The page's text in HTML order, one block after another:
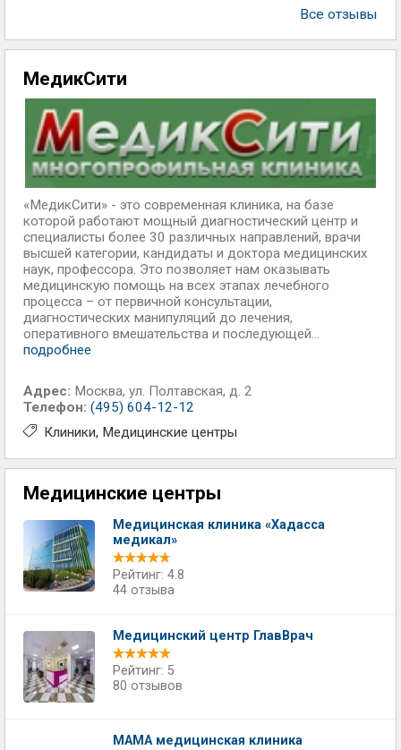
Все отзывы
МедикСити
«МедикСити» - это современная клиника, на базе
которой работают мощный диагностический центр и
специалисты более 30 различных направлений, врачи
высшей категории, кандидаты и доктора медицинских
наук, профессора. Это позволяет нам оказывать
медицинскую помощь на всех этапах лечебного
процесса – от первичной консультации,
диагностических манипуляций до лечения,
оперативного вмешательства и последующей...
подробнее
Адрес: Москва, ул. Полтавская, д. 2
Телефон: (495) 604-12-12
Клиники Медицинские центры
Медицинские центры
Медицинская клиника «Хадасса
медикал»
Рейтинг: 4.8
44 отзыва
Медицинский центр ГлавВрач
Рейтинг: 5
80 отзывов
МАМА медицинская клиника